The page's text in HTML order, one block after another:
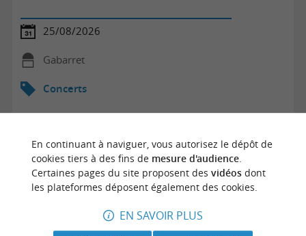
25/08/2026
Gabarret
Concerts
En continuant à naviguer, vous autorisez le dépôt de
cookies tiers à des fins de mesure d'audience.
Certaines pages du site proposent des vidéosdont
les plateformes déposent également des cookies.
EN SAVOIR PLUS